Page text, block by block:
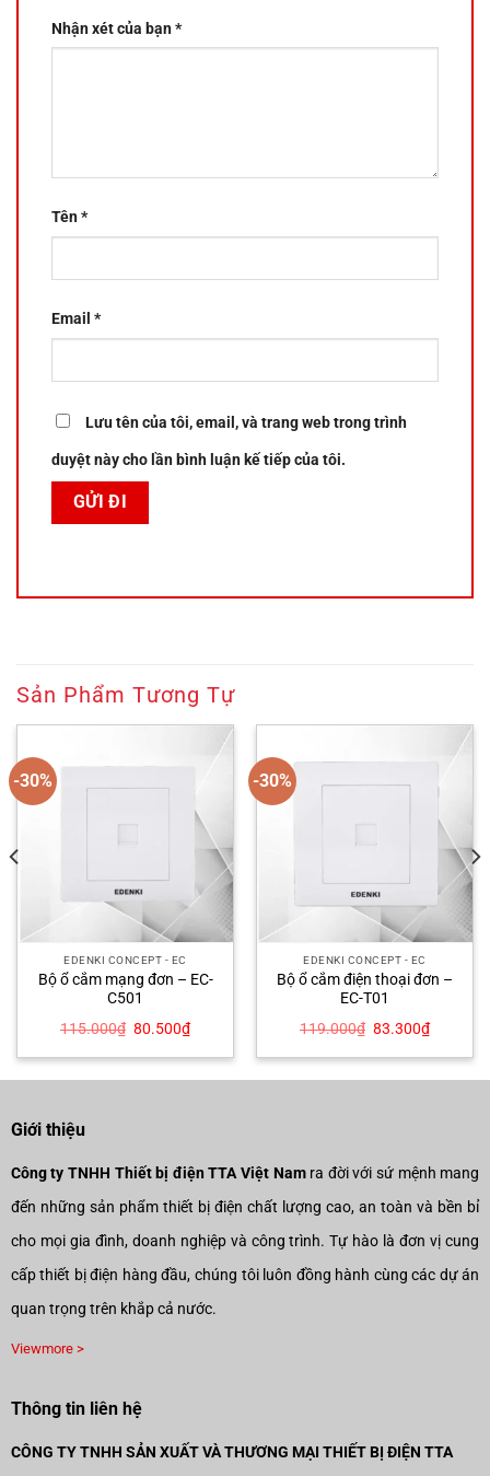
Nhận xét của bạn*
Tên*
Email *
Lưu tên của tôi, email, và trang web trong trình
duyệt này cho lần bình luận kế tiếp của tôi.
Sản Phẩm Tương Tự
-30%
EDENKI CONCEPT - EC
Bộ ổ cắm mạng đơn – EC-
C501
115.000₫ Giá
là:
80.500₫Giá
hiện
tại
80.500₫.
-30%
EDENKI CONCEPT - EC
Bộ ổ cắm điện thoại đơn –
EC-T01
119.000₫ Giá
là:
83.300₫Giá
hiện
tại
83.300₫.
Giới thiệu
Công ty TNHH Thiết bị điện TTA Việt Namra đời với sứ mệnh mang
đến những sản phẩm thiết bị điện chất lượng cao, an toàn và bền bỉ
cho mọi gia đình, doanh nghiệp và công trình. Tự hào là đơn vị cung
cấp thiết bị điện hàng đầu, chúng tôi luôn đồng hành cùng các dự án
quan trọng trên khắp cả nước.
Viewmore >
Thông tin liên hệ
CÔNG TY TNHH SẢN XUẤT VÀ THƯƠNG MẠI THIẾT BỊ ĐIỆN TTA